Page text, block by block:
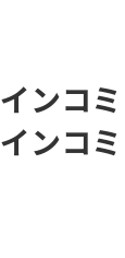
ンコ
ンコ